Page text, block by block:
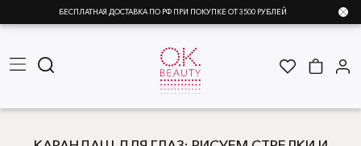
БЕСПЛАТНАЯ ДОСТАВКА ПО РФ ПРИ ПОКУПКЕ ОТ 3500 РУБЛЕЙ